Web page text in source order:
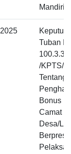
Mandiri
2025
Tuban
/KPTS/
Tentang
Bonus
Camat
Desa/